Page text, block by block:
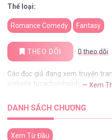
Thể loại:
Romance Comedy Fantasy
THEO DÕI · 0theo dõi
Các đọc giả đang xem truyện
website tusachxinhxinh — Xem
DANH SÁCH CHƯƠNG
Xem Từ Đầu